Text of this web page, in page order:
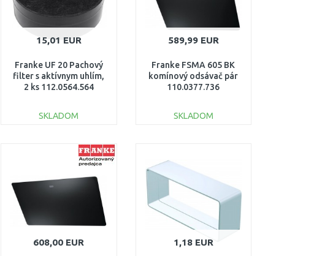
15,01 EUR
Franke UF 20 Pachový
filter s aktívnym uhlím,
2 ks 112.0564.564
SKLADOM
Porovnať
589,99 EUR
Franke FSMA 605 BK
komínový odsávač pár
110.0377.736
SKLADOM
Porovnať
608,00 EUR 1,18 EUR